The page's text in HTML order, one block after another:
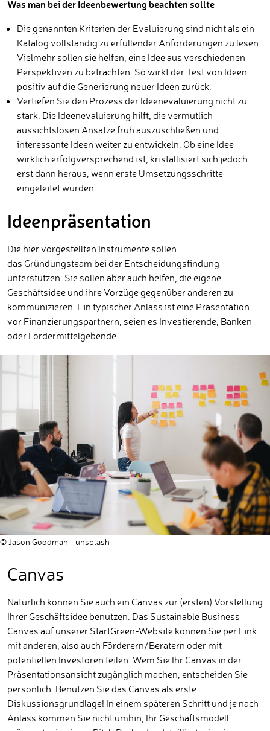
Was man bei der Ideenbewertung beachten sollte
Die genannten Kriterien der Evaluierung sind nicht als ein
Katalog vollständig zu erfüllender Anforderungen zu lesen.
Vielmehr sollen sie helfen, eine Idee aus verschiedenen
Perspektiven zu betrachten. So wirkt der Test von Ideen
positiv auf die Generierung neuer Ideen zurück.
Vertiefen Sie den Prozess der Ideenevaluierung nicht zu
stark. Die Ideenevaluierung hilft, die vermutlich
aussichtslosen Ansätze früh auszuschließen und
interessante Ideen weiter zu entwickeln. Ob eine Idee
wirklich erfolgversprechend ist, kristallisiert sich jedoch
erst dann heraus, wenn erste Umsetzungsschritte
eingeleitet wurden.
Ideenpräsentation
Die hier vorgestellten Instrumente sollen
das Gründungsteam bei der Entscheidungsfindung
unterstützen. Sie sollen aber auch helfen, die eigene
Geschäftsidee und ihre Vorzüge gegenüber anderen zu
kommunizieren. Ein typischer Anlass ist eine Präsentation
vor Finanzierungspartnern, seien es Investierende, Banken
oder Fördermittelgebende.
© Jason Goodman - unsplash
Canvas
Natürlich können Sie auch ein Canvas zur (ersten) Vorstellung
Ihrer Geschäftsidee benutzen. Das Sustainable Business
Canvas auf unserer StartGreen-Website können Sie per Link
mit anderen, also auch Förderern/Beratern oder mit
potentiellen Investoren teilen. Wem Sie Ihr Canvas in der
Präsentationsansicht zugänglich machen, entscheiden Sie
persönlich. Benutzen Sie das Canvas als erste
Diskussionsgrundlage! In einem späteren Schritt und je nach
Anlass kommen Sie nicht umhin, Ihr Geschäftsmodell